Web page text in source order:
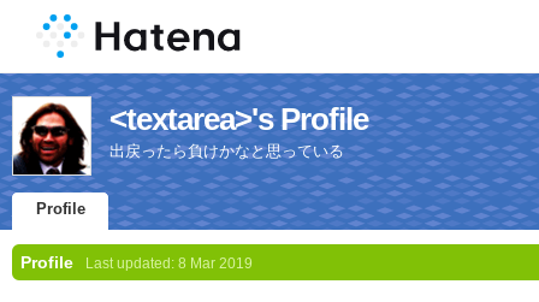
<textarea>'s Profile
出戻ったら負けかなと思っている
Profile
Profile Last updated: 8 Mar 2019